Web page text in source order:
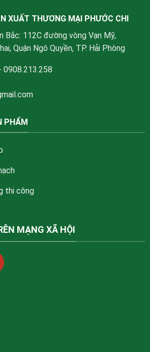
XUẤT THƯƠNG MẠI PHƯỚC CHI
Bắc: 112C đường vòng Vạn Mỹ,
Quận Ngô Quyền, TP. Hải Phòng
0908.213.258
PHẨM
thi công
MẠNG XÃ HỘI